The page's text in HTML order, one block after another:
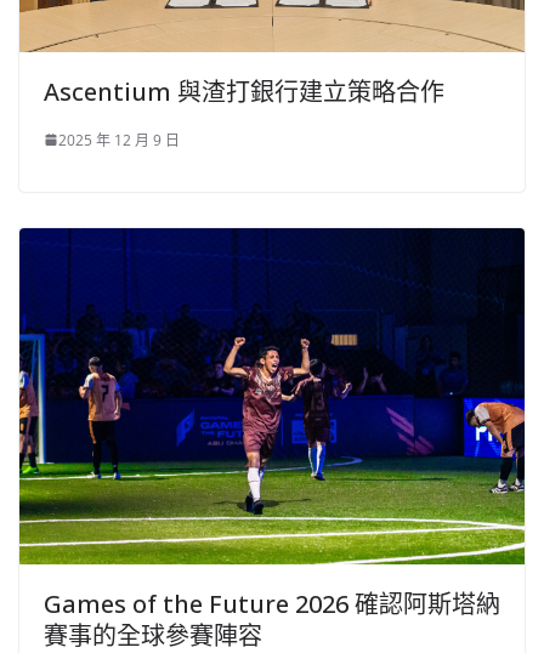
Ascentium 與渣打銀行建立策略合作
2025 年 12 月 9 日
Games of the Future 2026 確認阿斯塔納
賽事的全球參賽陣容